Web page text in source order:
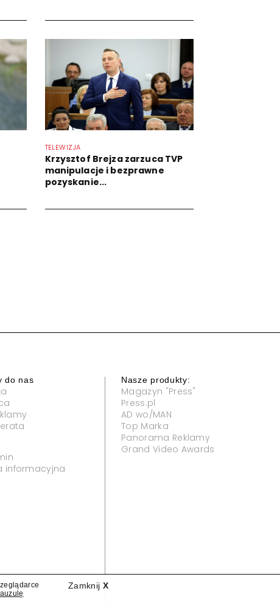
TELEWIZJA
Krzysztof Brejza zarzuca TVP
manipulacje i bezprawne
pozyskanie...
do nas
informacyjna
Nasze produkty:
Magazyn "Press"
Press.pl
AD wo/MAN
Top Marka
Panorama Reklamy
Grand Video Awards
Zamknij X